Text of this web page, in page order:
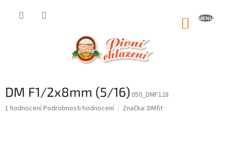
DM F1/2x8mm (5/16) 050_DMF128
Průměrné
1 hodnoceníPodrobnosti hodnocení Značka: DMfit